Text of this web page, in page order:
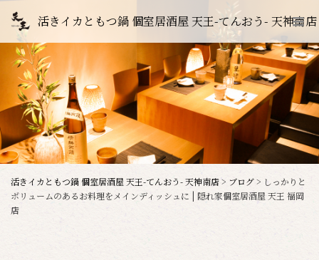
活きイカともつ鍋 個室居酒屋 天王-てんおう- 天神南店
活きイカともつ鍋 個室居酒屋 天王-てんおう- 天神南店> ブログ> しっかりと
ボリュームのあるお料理をメインディッシュに | 隠れ家個室居酒屋 天王 福岡
店